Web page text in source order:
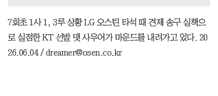
7회초 1사 1, 3루 상황 LG 오스틴 타석 때 견제 송구 실책으
로 실점한 KT 선발 맷 사우어가 마운드를 내려가고 있다. 20
26.06.04 / dreamer@osen.co.kr